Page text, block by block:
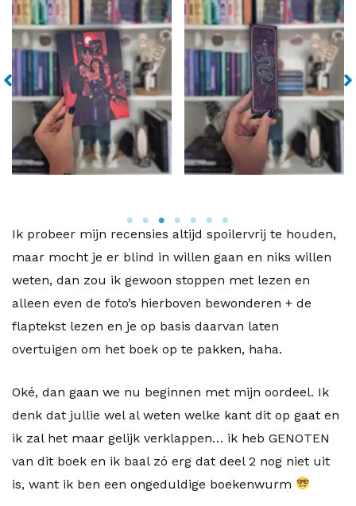
Ik probeer mijn recensies altijd spoilervrij te houden,
maar mocht je er blind in willen gaan en niks willen
weten, dan zou ik gewoon stoppen met lezen en
alleen even de foto’s hierboven bewonderen + de
flaptekst lezen en je op basis daarvan laten
overtuigen om het boek op te pakken, haha.
Oké, dan gaan we nu beginnen met mijn oordeel. Ik
denk dat jullie wel al weten welke kant dit op gaat en
ik zal het maar gelijk verklappen… ik heb GENOTEN
van dit boek en ik baal zó erg dat deel 2 nog niet uit
is, want ik ben een ongeduldige boekenwurm